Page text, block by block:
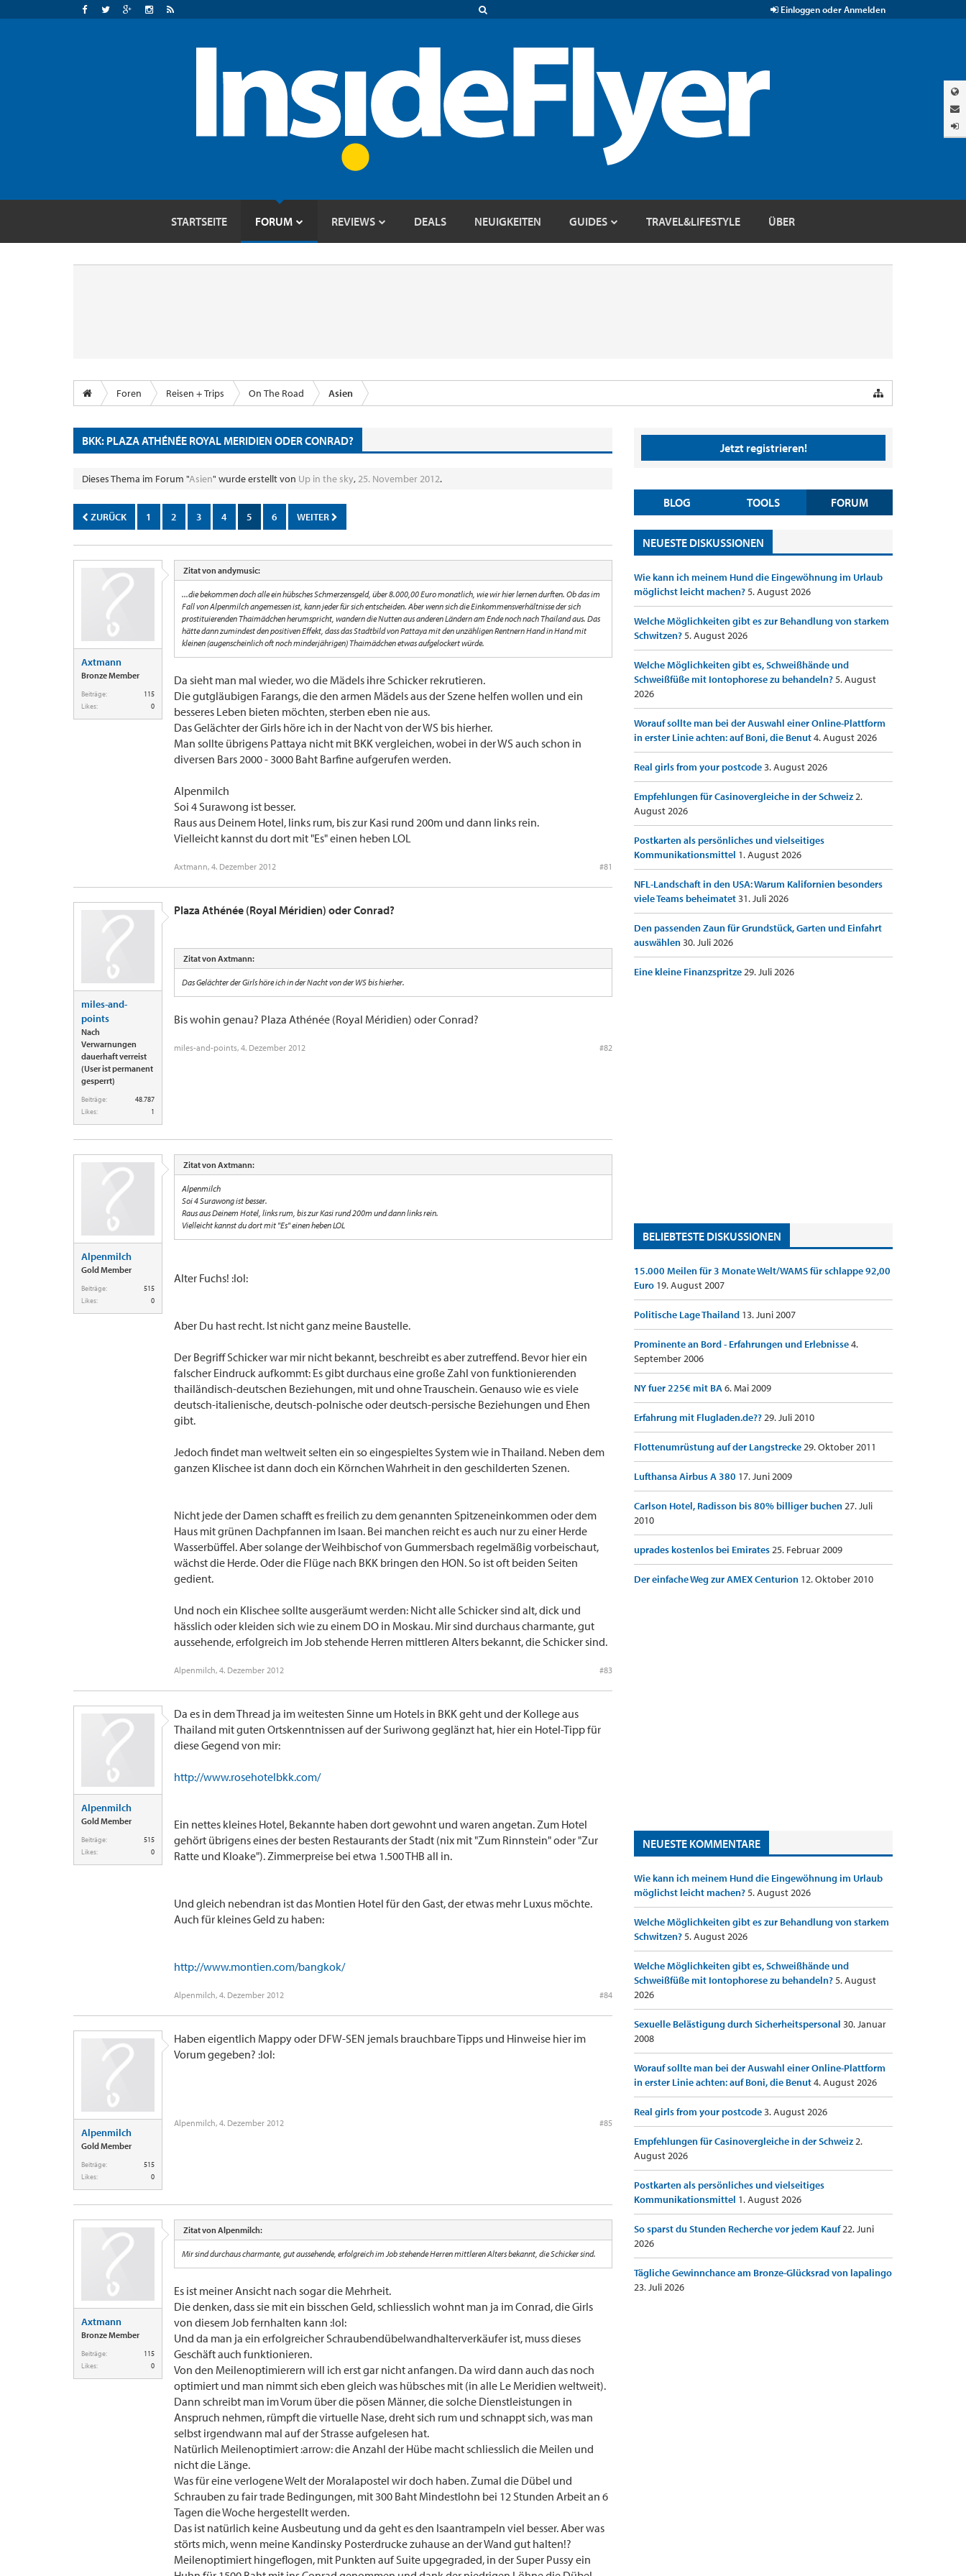
Einloggen oder Anmelden
STARTSEITE FORUM REVIEWS DEALS NEUIGKEITEN GUIDES TRAVEL&LIFESTYLE ÜBER
Foren Reisen + Trips On The Road Asien
BKK: PLAZA ATHÉNÉE ROYAL MERIDIEN ODER CONRAD?
Dieses Thema im Forum "Asien" wurde erstellt von Up in the sky,25. November 2012.
ZURÜCK 1 2 3 4 5 6 WEITER
Axtmann
Bronze Member
Beiträge:
115
Likes:
0
Zitat von andymusic:
...die bekommen doch alle ein hübsches Schmerzensgeld, über 8.000,00 Euro monatlich, wie wir hier lernen durften. Ob das im
Fall von Alpenmilch angemessen ist, kann jeder für sich entscheiden. Aber wenn sich die Einkommensverhältnisse der sich
prostituierenden Thaimädchen herumspricht, wandern die Nutten aus anderen Ländern am Ende noch nach Thailand aus. Das
hätte dann zumindest den positiven Effekt, dass das Stadtbild von Pattaya mit den unzähligen Rentnern Hand in Hand mit
kleinen (augenscheinlich oft noch minderjährigen) Thaimädchen etwas aufgelockert würde.
Da sieht man mal wieder, wo die Mädels ihre Schicker rekrutieren.
Die gutgläubigen Farangs, die den armen Mädels aus der Szene helfen wollen und ein
besseres Leben bieten möchten, sterben eben nie aus.
Das Gelächter der Girls höre ich in der Nacht von der WS bis hierher.
Man sollte übrigens Pattaya nicht mit BKK vergleichen, wobei in der WS auch schon in
diversen Bars 2000 - 3000 Baht Barfine aufgerufen werden.
Alpenmilch
Soi 4 Surawong ist besser.
Raus aus Deinem Hotel, links rum, bis zur Kasi rund 200m und dann links rein.
Vielleicht kannst du dort mit "Es" einen heben LOL
Axtmann, 4. Dezember 2012 #81
miles-and-
points
Nach
Verwarnungen
dauerhaft verreist
(User ist permanent
gesperrt)
Beiträge:
48.787
Likes:
1
Plaza Athénée (Royal Méridien) oder Conrad?
Zitat von Axtmann:
Das Gelächter der Girls höre ich in der Nacht von der WS bis hierher.
Bis wohin genau? Plaza Athénée (Royal Méridien) oder Conrad?
miles-and-points, 4. Dezember 2012 #82
Alpenmilch
Gold Member
Beiträge:
515
Likes:
0
Zitat von Axtmann:
Alpenmilch
Soi 4 Surawong ist besser.
Raus aus Deinem Hotel, links rum, bis zur Kasi rund 200m und dann links rein.
Vielleicht kannst du dort mit "Es" einen heben LOL
Alter Fuchs! :lol:
Aber Du hast recht. Ist nicht ganz meine Baustelle.
Der Begriff Schicker war mir nicht bekannt, beschreibt es aber zutreffend. Bevor hier ein
falscher Eindruck aufkommt: Es gibt durchaus eine große Zahl von funktionierenden
thailändisch-deutschen Beziehungen, mit und ohne Trauschein. Genauso wie es viele
deutsch-italienische, deutsch-polnische oder deutsch-persische Beziehungen und Ehen
gibt.
Jedoch findet man weltweit selten ein so eingespieltes System wie in Thailand. Neben dem
ganzen Klischee ist dann doch ein Körnchen Wahrheit in den geschilderten Szenen.
Nicht jede der Damen schafft es freilich zu dem genannten Spitzeneinkommen oder dem
Haus mit grünen Dachpfannen im Isaan. Bei manchen reicht es auch nur zu einer Herde
Wasserbüffel. Aber solange der Weihbischof von Gummersbach regelmäßig vorbeischaut,
wächst die Herde. Oder die Flüge nach BKK bringen den HON. So ist oft beiden Seiten
gedient.
Und noch ein Klischee sollte ausgeräumt werden: Nicht alle Schicker sind alt, dick und
hässlich oder kleiden sich wie zu einem DO in Moskau. Mir sind durchaus charmante, gut
aussehende, erfolgreich im Job stehende Herren mittleren Alters bekannt, die Schicker sind.
Alpenmilch, 4. Dezember 2012 #83
Alpenmilch
Gold Member
Beiträge:
515
Likes:
0
Da es in dem Thread ja im weitesten Sinne um Hotels in BKK geht und der Kollege aus
Thailand mit guten Ortskenntnissen auf der Suriwong geglänzt hat, hier ein Hotel-Tipp für
diese Gegend von mir:
http://www.rosehotelbkk.com/
Ein nettes kleines Hotel, Bekannte haben dort gewohnt und waren angetan. Zum Hotel
gehört übrigens eines der besten Restaurants der Stadt (nix mit "Zum Rinnstein" oder "Zur
Ratte und Kloake"). Zimmerpreise bei etwa 1.500 THB all in.
Und gleich nebendran ist das Montien Hotel für den Gast, der etwas mehr Luxus möchte.
Auch für kleines Geld zu haben:
http://www.montien.com/bangkok/
Alpenmilch, 4. Dezember 2012 #84
Alpenmilch
Gold Member
Beiträge:
515
Likes:
0
Haben eigentlich Mappy oder DFW-SEN jemals brauchbare Tipps und Hinweise hier im
Vorum gegeben? :lol:
Alpenmilch, 4. Dezember 2012 #85
Axtmann
Bronze Member
Beiträge:
115
Likes:
0
Zitat von Alpenmilch:
Mir sind durchaus charmante, gut aussehende, erfolgreich im Job stehende Herren mittleren Alters bekannt, die Schicker sind.
Es ist meiner Ansicht nach sogar die Mehrheit.
Die denken, dass sie mit ein bisschen Geld, schliesslich wohnt man ja im Conrad, die Girls
von diesem Job fernhalten kann :lol:
Und da man ja ein erfolgreicher Schraubendübelwandhalterverkäufer ist, muss dieses
Geschäft auch funktionieren.
Von den Meilenoptimierern will ich erst gar nicht anfangen. Da wird dann auch das noch
optimiert und man nimmt sich eben gleich was hübsches mit (in alle Le Meridien weltweit).
Dann schreibt man im Vorum über die pösen Männer, die solche Dienstleistungen in
Anspruch nehmen, rümpft die virtuelle Nase, dreht sich rum und schnappt sich, was man
selbst irgendwann mal auf der Strasse aufgelesen hat.
Natürlich Meilenoptimiert :arrow: die Anzahl der Hübe macht schliesslich die Meilen und
nicht die Länge.
Was für eine verlogene Welt der Moralapostel wir doch haben. Zumal die Dübel und
Schrauben zu fair trade Bedingungen, mit 300 Baht Mindestlohn bei 12 Stunden Arbeit an 6
Tagen die Woche hergestellt werden.
Das ist natürlich keine Ausbeutung und da geht es den Isaantrampeln viel besser. Aber was
störts mich, wenn meine Kandinsky Posterdrucke zuhause an der Wand gut halten!?
Meilenoptimiert hingeflogen, mit Punkten auf Suite upgegraded, in der Super Pussy ein
Jetzt registrieren!
BLOG TOOLS FORUM
NEUESTE DISKUSSIONEN
Wie kann ich meinem Hund die Eingewöhnung im Urlaub
möglichst leicht machen?5. August 2026
Welche Möglichkeiten gibt es zur Behandlung von starkem
Schwitzen?5. August 2026
Welche Möglichkeiten gibt es, Schweißhände und
Schweißfüße mit Iontophorese zu behandeln?5. August
2026
Worauf sollte man bei der Auswahl einer Online-Plattform
in erster Linie achten: auf Boni, die Benut4. August 2026
Real girls from your postcode3. August 2026
Empfehlungen für Casinovergleiche in der Schweiz2.
August 2026
Postkarten als persönliches und vielseitiges
Kommunikationsmittel 1. August 2026
NFL-Landschaft in den USA: Warum Kalifornien besonders
viele Teams beheimatet31. Juli 2026
Den passenden Zaun für Grundstück, Garten und Einfahrt
auswählen30. Juli 2026
Eine kleine Finanzspritze29. Juli 2026
BELIEBTESTE DISKUSSIONEN
15.000 Meilen für 3 Monate Welt/WAMS für schlappe 92,00
Euro 19. August 2007
Politische Lage Thailand 13. Juni 2007
Prominente an Bord - Erfahrungen und Erlebnisse4.
September 2006
NY fuer 225€ mit BA6. Mai 2009
Erfahrung mit Flugladen.de??29. Juli 2010
Flottenumrüstung auf der Langstrecke29. Oktober 2011
Lufthansa Airbus A 380 17. Juni 2009
Carlson Hotel, Radisson bis 80% billiger buchen27. Juli
2010
uprades kostenlos bei Emirates25. Februar 2009
Der einfache Weg zur AMEX Centurion 12. Oktober 2010
NEUESTE KOMMENTARE
Wie kann ich meinem Hund die Eingewöhnung im Urlaub
möglichst leicht machen?5. August 2026
Welche Möglichkeiten gibt es zur Behandlung von starkem
Schwitzen?5. August 2026
Welche Möglichkeiten gibt es, Schweißhände und
Schweißfüße mit Iontophorese zu behandeln?5. August
2026
Sexuelle Belästigung durch Sicherheitspersonal 30. Januar
2008
Worauf sollte man bei der Auswahl einer Online-Plattform
in erster Linie achten: auf Boni, die Benut4. August 2026
Real girls from your postcode3. August 2026
Empfehlungen für Casinovergleiche in der Schweiz2.
August 2026
Postkarten als persönliches und vielseitiges
Kommunikationsmittel 1. August 2026
So sparst du Stunden Recherche vor jedem Kauf22. Juni
2026
Tägliche Gewinnchance am Bronze-Glücksrad von lapalingo
23. Juli 2026